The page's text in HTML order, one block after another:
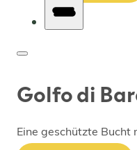
Golfo di
Eine geschützte